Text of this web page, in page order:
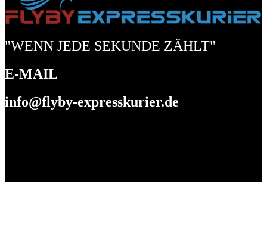
"WENN JEDE SEKUNDE ZÄHLT"
E-MAIL
info@flyby-expresskurier.de